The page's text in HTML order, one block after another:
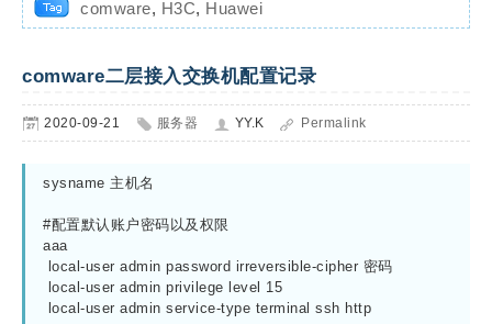
comware, H3C, Huawei
comware二层接入交换机配置记录
2020-09-21 服务器 YY.K Permalink
sysname 主机名
#配置默认账户密码以及权限
aaa
local-user admin password irreversible-cipher 密码
local-user admin privilege level 15
local-user admin service-type terminal ssh http